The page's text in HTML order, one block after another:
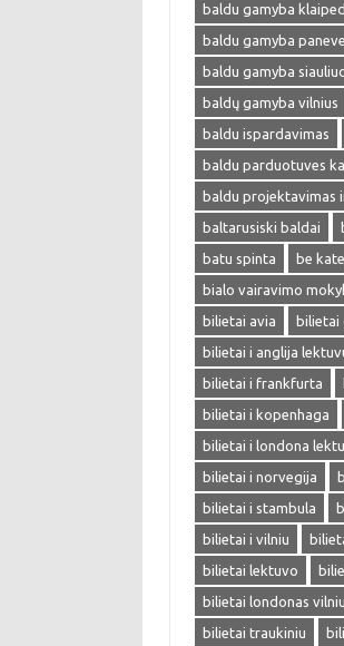
baldu gamyba
baldu gamyba
baldu gamyba
baldų gamyba vilnius
baldu ispardavimas
baldu parduotuves
baldu projektavimas
baltarusiski baldai
batu spinta
be
bialo vairavimo
bilietai avia
bilietai
bilietai i anglija
bilietai i frankfurta
bilietai i kopenhaga
bilietai i londona
bilietai i norvegija
bilietai i stambula
bilietai i vilniu
bilietai lektuvo
bilietai londonas
bilietai traukiniu